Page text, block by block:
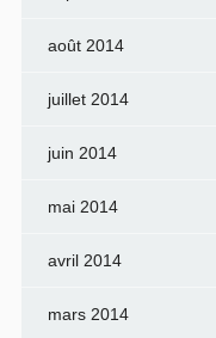
août 2014
juillet 2014
juin 2014
mai 2014
avril 2014
mars 2014